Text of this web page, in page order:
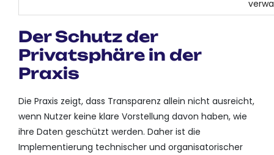
Der Schutz der
Privatsphäre in der
Praxis
Die Praxis zeigt, dass Transparenz allein nicht ausreicht,
wenn Nutzer keine klare Vorstellung davon haben, wie
ihre Daten geschützt werden. Daher ist die
Implementierung technischer und organisatorischer